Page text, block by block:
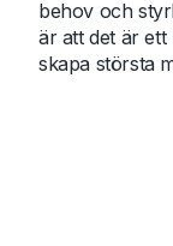
behov och
är att det är
skapa största